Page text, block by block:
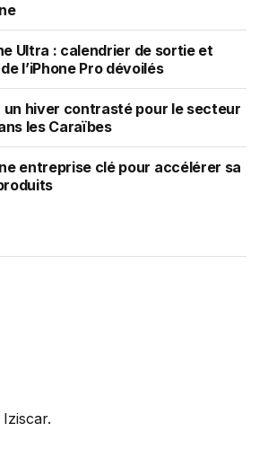
Ultra : calendrier de sortie et
l’iPhone Pro dévoilés
un hiver contrasté pour le secteur
les Caraïbes
entreprise clé pour accélérer sa